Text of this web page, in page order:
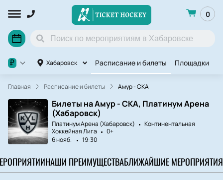
0
Хабаровск Расписание и билеты Площадки
₽
Главная Расписание и билеты Амур - СКА
Билеты на Амур - СКА, Платинум Арена
(Хабаровск)
Платинум Арена (Хабаровск)
Континентальная
Хоккейная Лига
0+
6 нояб.
19:30
НАШИ ПРЕИМУЩЕСТВАБЛИЖАЙШИЕ МЕРОПРИЯТИЯ